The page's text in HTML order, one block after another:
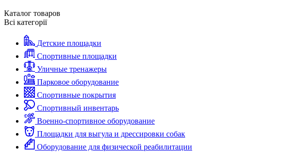
Каталог товаров
Всі категорії
Детские площадки
Спортивные площадки
Уличные тренажеры
Парковое оборудование
Спортивные покрытия
Спортивный инвентарь
Военно-спортивное оборудование
Площадки для выгула и дрессировки собак
Оборудование для физической реабилитации